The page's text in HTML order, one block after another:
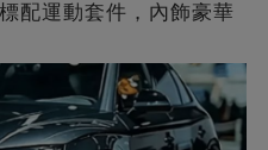
配運動套件，內飾豪華